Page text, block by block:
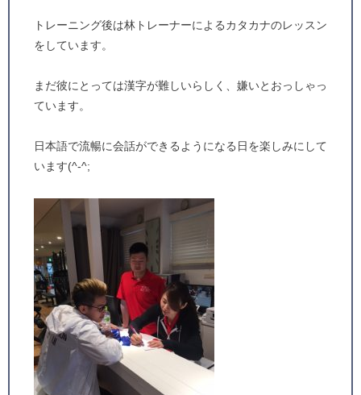
トレーニング後は林トレーナーによるカタカナのレッスン
をしています。
まだ彼にとっては漢字が難しいらしく、嫌いとおっしゃっ
ています。
日本語で流暢に会話ができるようになる日を楽しみにして
います(^-^;